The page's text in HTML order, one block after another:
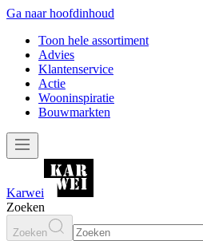
Ga naar hoofdinhoud
Toon hele assortiment
Advies
Klantenservice
Actie
Wooninspiratie
Bouwmarkten
Karwei
Zoeken
Zoeken